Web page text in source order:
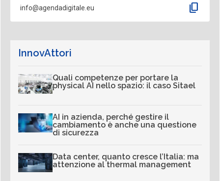
info@agendadigitale.eu content_copy
InnovAttori
Quali competenze per portare la
physical AI nello spazio: il caso Sitael
AI in azienda, perché gestire il
cambiamento è anche una questione
di sicurezza
Data center, quanto cresce l’Italia: ma
attenzione al thermal management